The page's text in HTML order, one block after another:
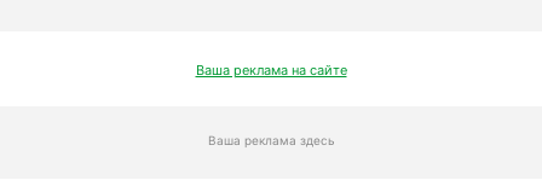
Ваша реклама на сайте
Ваша реклама здесь